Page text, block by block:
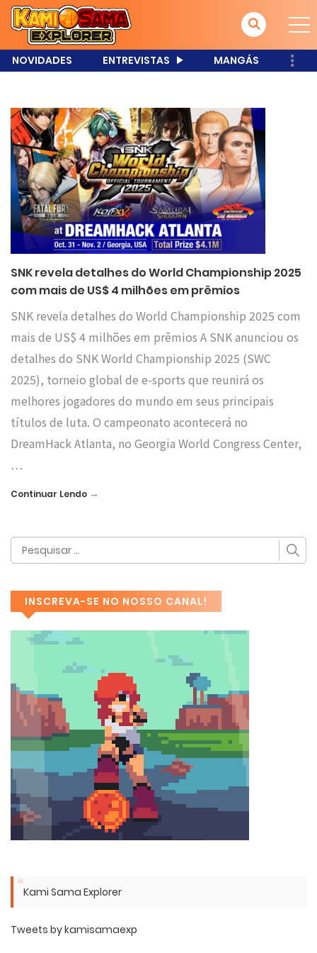
NOVIDADES ENTREVISTAS MANGÁS
SNK revela detalhes do World Championship 2025
com mais de US$ 4 milhões em prêmios
SNK revela detalhes do World Championship 2025 com
mais de US$ 4 milhões em prêmios A SNK anunciou os
detalhes do SNK World Championship 2025 (SWC
2025), torneio global de e-sports que reunirá os
melhores jogadores do mundo em seus principais
títulos de luta. O campeonato acontecerá no
DreamHack Atlanta, no Georgia World Congress Center,
…
Continuar Lendo →
INSCREVA-SE NO NOSSO CANAL!
Kami Sama Explorer
Tweets by kamisamaexp